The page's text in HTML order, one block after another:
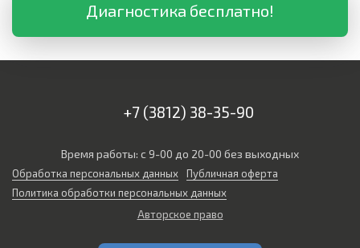
Диагностика бесплатно!
+7 (3812) 38-35-90
Время работы: с 9-00 до 20-00 без выходных
Обработка персональных данных
Публичная оферта
Политика обработки персональных данных
Авторское право